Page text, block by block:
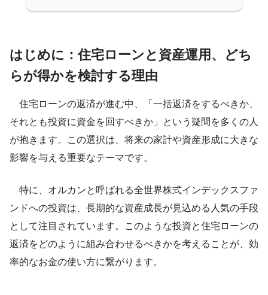
はじめに：住宅ローンと資産運用、どち
らが得かを検討する理由
住宅ローンの返済が進む中、「一括返済をするべきか、
それとも投資に資金を回すべきか」という疑問を多くの人
が抱きます。この選択は、将来の家計や資産形成に大きな
影響を与える重要なテーマです。
特に、オルカンと呼ばれる全世界株式インデックスファ
ンドへの投資は、長期的な資産成長が見込める人気の手段
として注目されています。このような投資と住宅ローンの
返済をどのように組み合わせるべきかを考えることが、効
率的なお金の使い方に繋がります。